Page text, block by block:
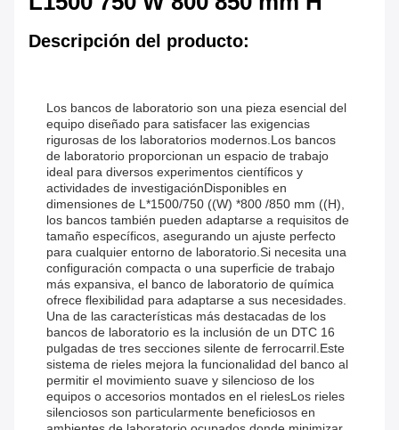
Descripción del producto:
Los bancos de laboratorio son una pieza esencial del
equipo diseñado para satisfacer las exigencias
rigurosas de los laboratorios modernos.Los bancos
de laboratorio proporcionan un espacio de trabajo
ideal para diversos experimentos científicos y
actividades de investigaciónDisponibles en
dimensiones de L*1500/750 ((W) *800 /850 mm ((H),
los bancos también pueden adaptarse a requisitos de
tamaño específicos, asegurando un ajuste perfecto
para cualquier entorno de laboratorio.Si necesita una
configuración compacta o una superficie de trabajo
más expansiva, el banco de laboratorio de química
ofrece flexibilidad para adaptarse a sus necesidades.
Una de las características más destacadas de los
bancos de laboratorio es la inclusión de un DTC 16
pulgadas de tres secciones silente de ferrocarril.Este
sistema de rieles mejora la funcionalidad del banco al
permitir el movimiento suave y silencioso de los
equipos o accesorios montados en el rielesLos rieles
silenciosos son particularmente beneficiosos en